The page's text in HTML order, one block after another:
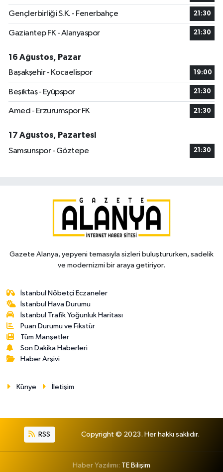
Gençlerbirliği S.K. - Fenerbahçe 21:30
Gaziantep FK - Alanyaspor 21:30
16 Ağustos, Pazar
Başakşehir - Kocaelispor
19:00
Beşiktaş - Eyüpspor 21:30
Amed - Erzurumspor FK 21:30
17 Ağustos, Pazartesi
Samsunspor - Göztepe
21:30
Gazete Alanya, yepyeni temasıyla sizleri buluştururken, sadelik
ve modernizmi bir araya getiriyor.
İstanbul Nöbetçi Eczaneler
İstanbul Hava Durumu
İstanbul Trafik Yoğunluk Haritası
Puan Durumu ve Fikstür
Tüm Manşetler
Son Dakika Haberleri
Haber Arşivi
Künye İletişim
RSS Copyright © 2023. Her hakkı saklıdır.
Haber Yazılımı: TE Bilişim